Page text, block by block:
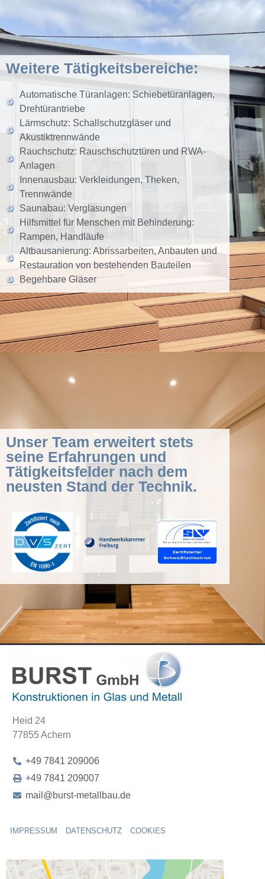
Weitere Tätigkeitsbereiche:
Automatische Türanlagen: Schiebetüranlagen,
Drehtürantriebe
Lärmschutz: Schallschutzgläser und
Akustiktrennwände
Rauchschutz: Rauschschutztüren und RWA-
Anlagen
Innenausbau: Verkleidungen, Theken,
Trennwände
Saunabau: Verglasungen
Hilfsmittel für Menschen mit Behinderung:
Rampen, Handläufe
Altbausanierung: Abrissarbeiten, Anbauten und
Restauration von bestehenden Bauteilen
Begehbare Gläser
Unser Team erweitert stets
seine Erfahrungen und
Tätigkeitsfelder nach dem
neusten Stand der Technik.
Heid 24
77855 Achern
+49 7841 209006
+49 7841 209007
mail@burst-metallbau.de
IMPRESSUM DATENSCHUTZ COOKIES